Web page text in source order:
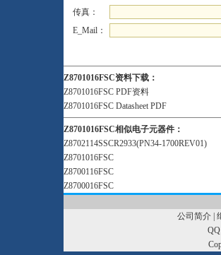
传真：
E_Mail：
Z8701016FSC资料下载：
Z8701016FSC PDF资料
Z8701016FSC Datasheet PDF
Z8701016FSC相似电子元器件：
Z8702114SSCR2933(PN34-1700REV01)
Z8701016FSC
Z8700116FSC
Z8700016FSC
公司简介|